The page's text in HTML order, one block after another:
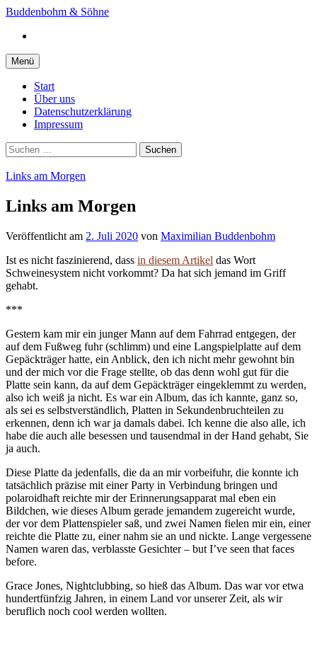
Springe
Inhalt
Buddenbohm & Söhne
Menü
Start
Über uns
Datenschutzerklärung
Impressum
Suchen
nach:
Links am Morgen
Links am Morgen
Veröffentlicht am 2. Juli 2020 von Maximilian Buddenbohm
Ist es nicht faszinierend, dass in diesem Artikel das Wort
Schweinesystem nicht vorkommt? Da hat sich jemand im Griff
gehabt.
***
Gestern kam mir ein junger Mann auf dem Fahrrad entgegen, der
auf dem Fußweg fuhr (schlimm) und eine Langspielplatte auf dem
Gepäckträger hatte, ein Anblick, den ich nicht mehr gewohnt bin
und der mich vor die Frage stellte, ob das denn wohl gut für die
Platte sein kann, da auf dem Gepäckträger eingeklemmt zu werden,
also ich weiß ja nicht. Es war ein Album, das ich kannte, ganz so,
als sei es selbstverständlich, Platten in Sekundenbruchteilen zu
erkennen, denn ich war ja damals dabei. Ich kenne die also alle, ich
habe die auch alle besessen und tausendmal in der Hand gehabt, Sie
ja auch.
Diese Platte da jedenfalls, die da an mir vorbeifuhr, die konnte ich
tatsächlich präzise mit einer Party in Verbindung bringen und
polaroidhaft reichte mir der Erinnerungsapparat mal eben ein
Bildchen, wie dieses Album gerade jemandem zugereicht wurde,
der vor dem Plattenspieler saß, und zwei Namen fielen mir ein, einer
reichte die Platte zu, einer nahm sie an und nickte. Lange vergessene
Namen waren das, verblasste Gesichter – but I’ve seen that faces
before.
Grace Jones, Nightclubbing, so hieß das Album. Das war vor etwa
hundertfünfzig Jahren, in einem Land vor unserer Zeit, als wir
beruflich noch cool werden wollten.